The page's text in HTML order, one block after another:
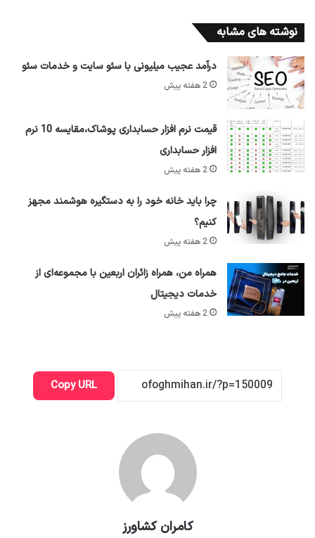
نوشته های مشابه
درآمد عجیب میلیونی با سئو سایت و خدمات سئو
2 هفته پیش
قیمت نرم افزار حسابداری پوشاک،مقایسه 10 نرم
افزار حسابداری
2 هفته پیش
چرا باید خانه خود را به دستگیره هوشمند مجهز
کنیم؟
2 هفته پیش
همراه من، همراه زائران اربعین با مجموعه‌ای از
خدمات دیجیتال
2 هفته پیش
Copy URL
کامران کشاورز